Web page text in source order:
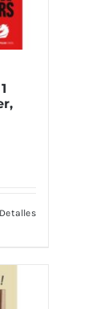
Detalles